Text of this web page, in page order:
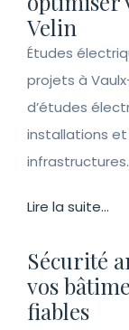
Velin
Études
projets à
d’études
installations
Lire la suite...
Sécurité
vos
fiables